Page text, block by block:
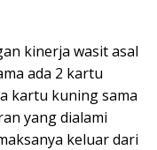
kinerja wasit asal
ada 2 kartu
kartu kuning sama
yang dialami
keluar dari